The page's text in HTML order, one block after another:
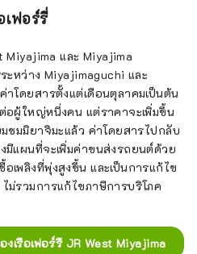
เฟอร์รี่
Miyajima และ Miyajima
ะหว่าง Miyajimaguchi และ
โดยสารตั้งแต่เดือนตุลาคมเป็นต้น
อผู้ใหญ่หนึ่งคน แต่ราคาจะเพิ่มขึ้น
ชมมิยาจิมะแล้ว ค่าโดยสารไปกลับ
แผนที่จะเพิ่มค่าขนส่งรถยนต์ด้วย
เพลิงที่พุ่งสูงขึ้น และเป็นการแก้ไข
ม่รวมการแก้ไขภาษีการบริโภค
งเรือเฟอร์รี JR West Miyajima